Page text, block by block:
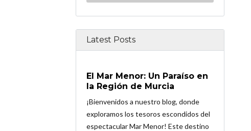
Latest Posts
El Mar Menor: Un Paraíso en
la Región de Murcia
¡Bienvenidos a nuestro blog, donde
exploramos los tesoros escondidos del
espectacular Mar Menor! Este destino